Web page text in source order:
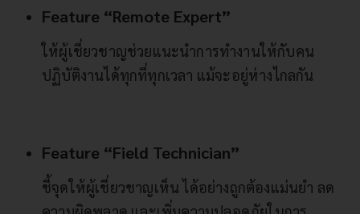
Feature “Remote Expert”
ให้ผู้เชี่ยวชาญช่วยแนะนำการทำงานให้กับคน
ปฏิบัติงานได้ทุกที่ทุกเวลา แม้จะอยู่ห่างไกลกัน
Feature “Field Technician”
ชี้จุดให้ผู้เชี่ยวชาญเห็น ได้อย่างถูกต้องแม่นยำ ลด